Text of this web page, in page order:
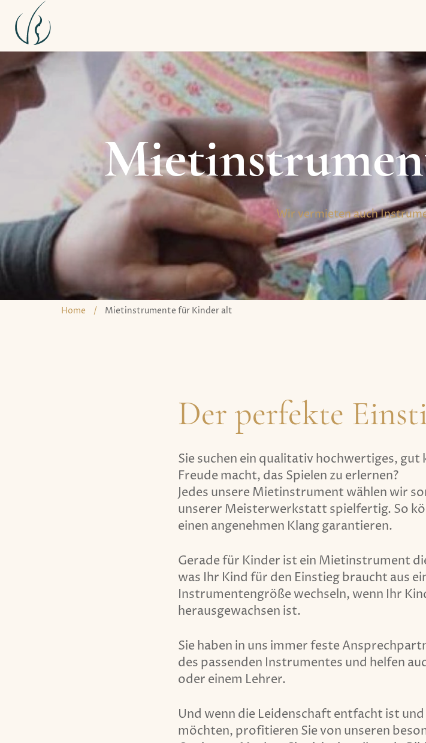
Wir vermieten auch
Home / Mietinstrumente für Kinder alt
Der perfekte
Sie suchen ein qualitativ hochwertiges,
Freude macht, das Spielen zu erlernen?
Jedes unsere Mietinstrument wählen wir
unserer Meisterwerkstatt spielfertig. So
einen angenehmen Klang garantieren.
Gerade für Kinder ist ein Mietinstrument
was Ihr Kind für den Einstieg braucht aus
Instrumentengröße wechseln, wenn Ihr
herausgewachsen ist.
Sie haben in uns immer feste
des passenden Instrumentes und helfen
oder einem Lehrer.
Und wenn die Leidenschaft entfacht ist
möchten, profitieren Sie von unseren